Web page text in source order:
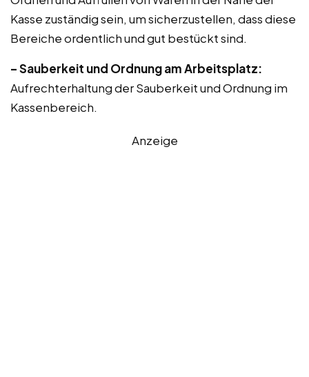
Kasse zuständig sein, um sicherzustellen, dass diese
Bereiche ordentlich und gut bestückt sind.
– Sauberkeit und Ordnung am Arbeitsplatz:
Aufrechterhaltung der Sauberkeit und Ordnung im
Kassenbereich.
Anzeige